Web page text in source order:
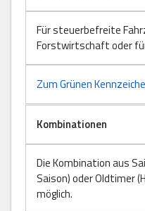
Für steuerbefreite
Forstwirtschaft oder
Zum Grünen
Kombinationen
Die Kombination aus
Saison) oder Oldtimer
möglich.